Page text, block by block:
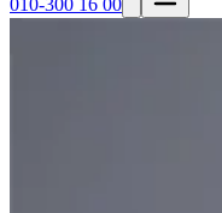
010-300 16 00